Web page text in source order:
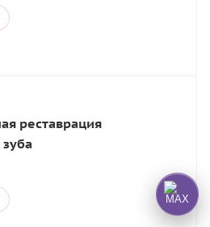
реставрация